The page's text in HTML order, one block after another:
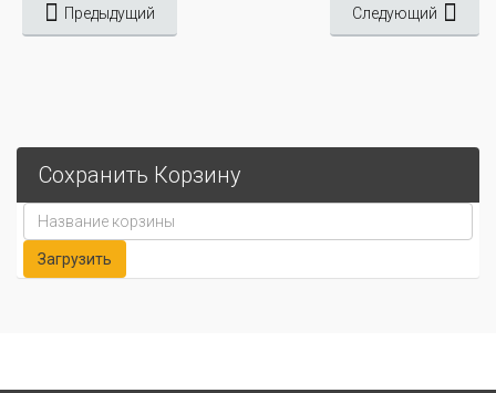
Предыдущий Следующий
Сохранить Корзину